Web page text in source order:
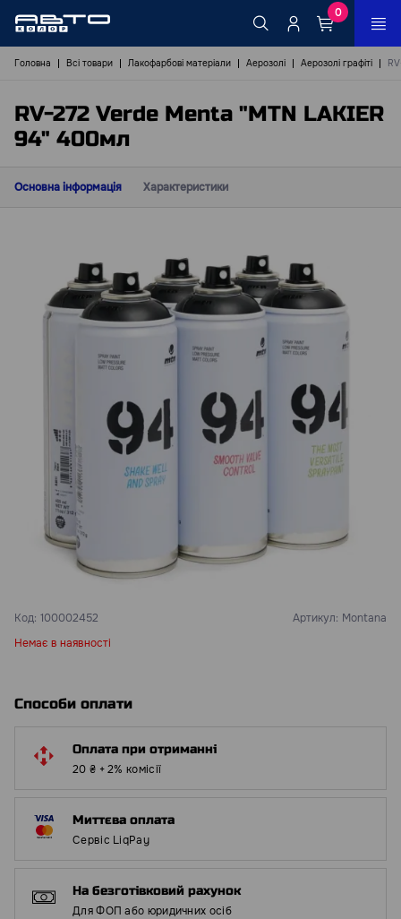
0
Головна Всі товари Лакофарбові матеріали Аерозолі Аерозолі графіті
RV-272 Verde Menta "MTN LAKIER
94" 400мл
Основна інформація Характеристики
Код: 100002452 Артикул: Montana
Немає в наявності
Способи оплати
Оплата при отриманні
20 ₴ + 2% комісії
Миттєва оплата
Сервіс LiqPay
На безготівковий рахунок
Для ФОП або юридичних осіб